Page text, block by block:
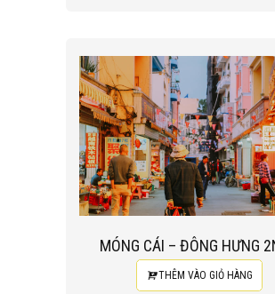
MÓNG CÁI – ĐÔNG HƯNG
THÊM VÀO GIỎ HÀNG